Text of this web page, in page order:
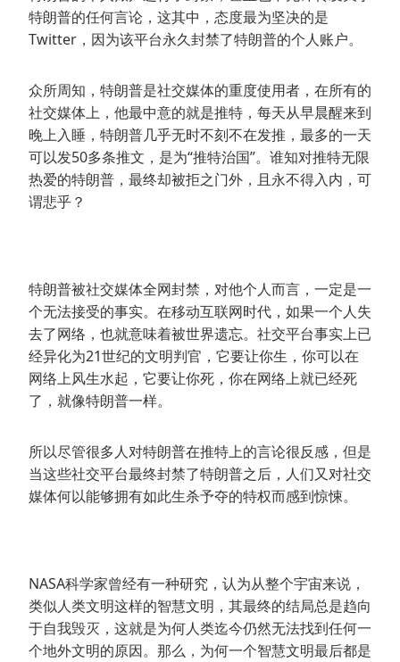
特朗普的任何言论，这其中，态度最为坚决的是
Twitter，因为该平台永久封禁了特朗普的个人账户。
众所周知，特朗普是社交媒体的重度使用者，在所有的
社交媒体上，他最中意的就是推特，每天从早晨醒来到
晚上入睡，特朗普几乎无时不刻不在发推，最多的一天
可以发50多条推文，是为“推特治国”。谁知对推特无限
热爱的特朗普，最终却被拒之门外，且永不得入内，可
谓悲乎？
特朗普被社交媒体全网封禁，对他个人而言，一定是一
个无法接受的事实。在移动互联网时代，如果一个人失
去了网络，也就意味着被世界遗忘。社交平台事实上已
经异化为21世纪的文明判官，它要让你生，你可以在
网络上风生水起，它要让你死，你在网络上就已经死
了，就像特朗普一样。
所以尽管很多人对特朗普在推特上的言论很反感，但是
当这些社交平台最终封禁了特朗普之后，人们又对社交
媒体何以能够拥有如此生杀予夺的特权而感到惊悚。
NASA科学家曾经有一种研究，认为从整个宇宙来说，
类似人类文明这样的智慧文明，其最终的结局总是趋向
于自我毁灭，这就是为何人类迄今仍然无法找到任何一
个地外文明的原因。那么，为何一个智慧文明最后都是